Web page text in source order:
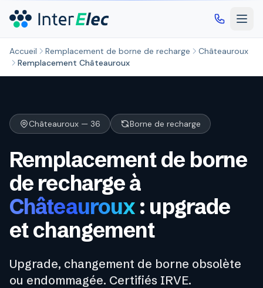
Accueil Remplacement de borne de recharge
Châteauroux
Remplacement Châteauroux
Châteauroux — 36 Borne de recharge
Remplacement de borne
de recharge à
Châteauroux : upgrade
et changement
Upgrade, changement de borne obsolète
ou endommagée. Certifiés IRVE.